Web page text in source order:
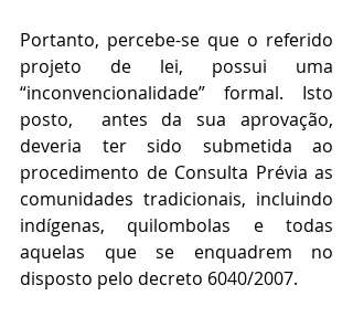
Portanto, percebe-se que o referido
projeto de lei, possui uma
“inconvencionalidade” formal. Isto
posto,  antes da sua aprovação,
deveria ter sido submetida ao
procedimento de Consulta Prévia as
comunidades tradicionais, incluindo
indígenas, quilombolas e todas
aquelas que se enquadrem no
disposto pelo decreto 6040/2007.